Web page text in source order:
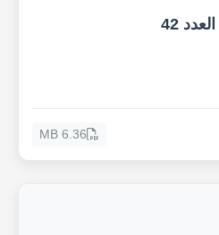
42
6.36 MB